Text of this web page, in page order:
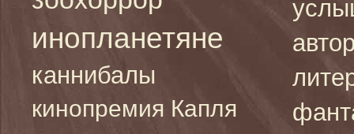
инопланетяне
каннибалы
кинопремия Капля